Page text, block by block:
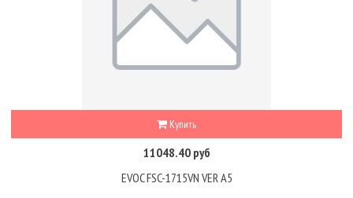
Купить
11048.40 руб
EVOC FSC-1715VN VER A5